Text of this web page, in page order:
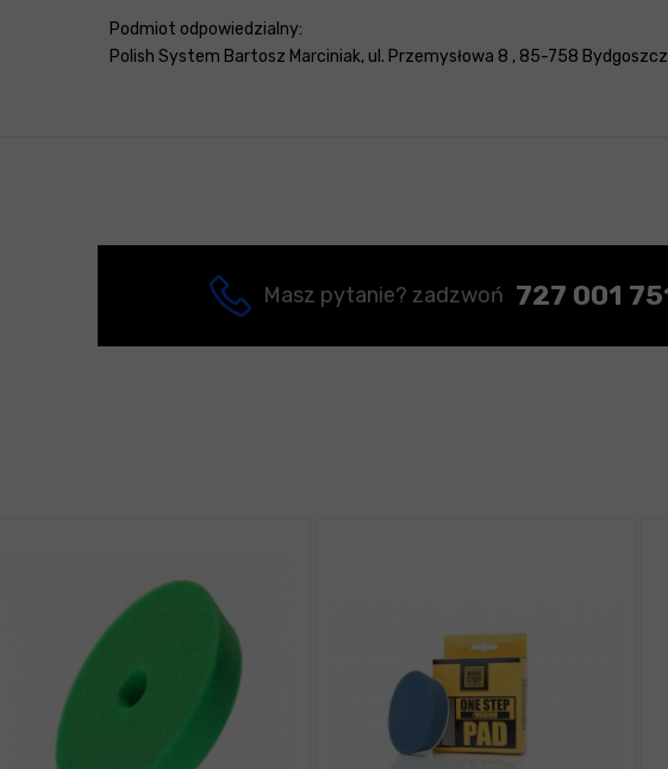
Podmiot odpowiedzialny:
Polish System Bartosz Marciniak, ul. Przemysłowa 8 , 85-758
Masz pytanie? zadzwoń 727 001